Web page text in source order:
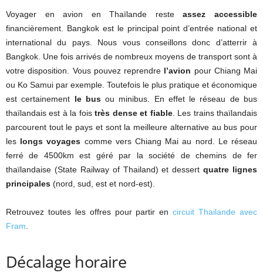
Voyager en avion en Thaïlande resteassez accessible
financièrement. Bangkok est le principal point d’entrée national et
international du pays. Nous vous conseillons donc d’atterrir à
Bangkok. Une fois arrivés de nombreux moyens de transport sont à
votre disposition. Vous pouvez reprendre l’avion pour Chiang Mai
ou Ko Samui par exemple. Toutefois le plus pratique et économique
est certainement le busou minibus. En effet le réseau de bus
thaïlandais est à la foistrès dense et fiable. Les trains thaïlandais
parcourent tout le pays et sont la meilleure alternative au bus pour
les longs voyages comme vers Chiang Mai au nord. Le réseau
ferré de 4500km est géré par la société de chemins de fer
thaïlandaise (State Railway of Thailand) et dessertquatre lignes
principales (nord, sud, est et nord-est).
Retrouvez toutes les offres pour partir encircuit Thailande avec
Fram
Décalage horaire